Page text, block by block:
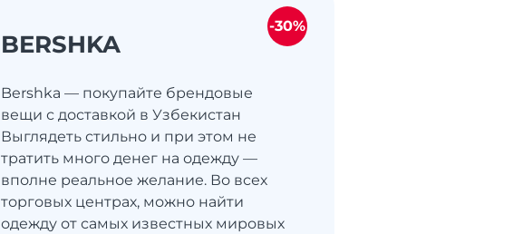
BERSHKA
Bershka — покупайте брендовые
вещи с доставкой в Узбекистан
Выглядеть стильно и при этом не
тратить много денег на одежду —
вполне реальное желание. Во всех
торговых центрах, можно найти
одежду от самых известных мировых
-30%